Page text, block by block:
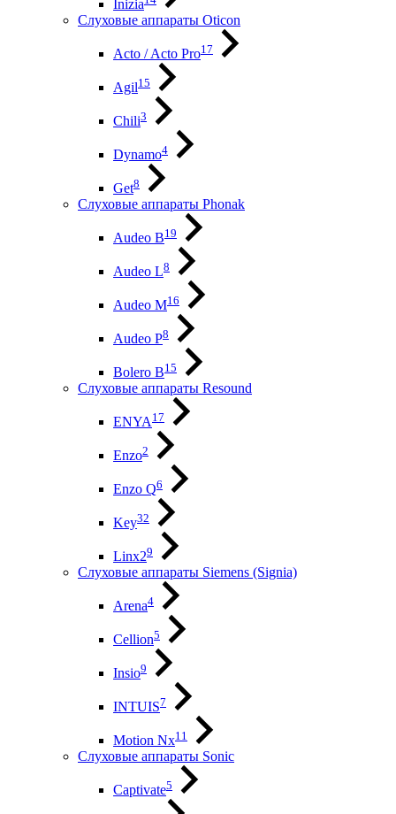
Inizia
Слуховые аппараты Oticon
Acto / Acto Pro17
Agil15
Chili3
Dynamo4
Get8
Слуховые аппараты Phonak
Audeo B19
Audeo L8
Audeo М16
Audeo P8
Bolero B15
Слуховые аппараты Resound
ENYA17
Enzo2
Enzo Q6
Key32
Linx29
Слуховые аппараты Siemens (Signia)
Arena4
Cellion5
Insio9
INTUIS7
Motion Nx11
Слуховые аппараты Sonic
Captivate5